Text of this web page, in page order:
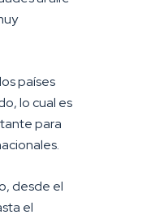
países
lo cual es
para
desde el
el